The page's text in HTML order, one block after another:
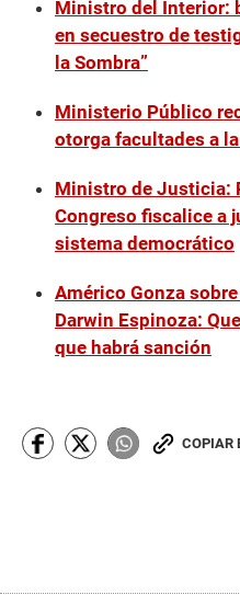
Ministro del Interior:
en secuestro de
la Sombra”
Ministerio Público
otorga facultades a
Ministro de Justicia:
Congreso fiscalice a
sistema democrático
Américo Gonza
Darwin Espinoza:
que habrá sanción
COPIAR